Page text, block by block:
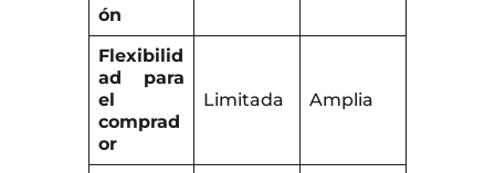
ón
Flexibilid
ad para
el
comprad
or
Limitada Amplia